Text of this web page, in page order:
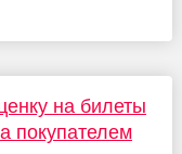
на билеты
покупателем